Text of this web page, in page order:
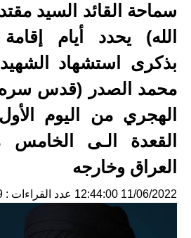
سماحة القائد السيد
الله) يحدد أيام
بذكرى استشهاد
محمد الصدر (قدس
الهجري من اليوم
القعدة الـى
العراق وخارجه
11/06/2022 12:44:00 عدد القراءات : 4179